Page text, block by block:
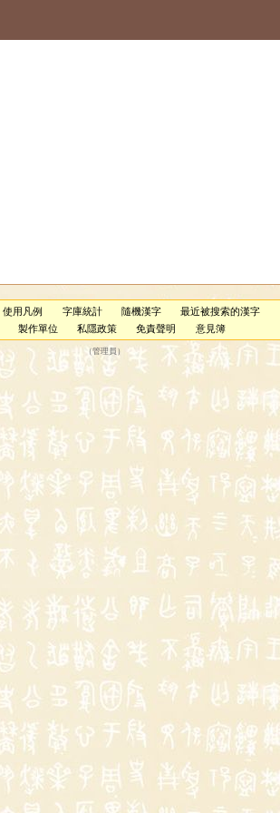
使用凡例 字庫統計 隨機漢字
最近被搜索的漢字
製作單位 私隱政策 免責聲明 意見簿
（管理員 ）